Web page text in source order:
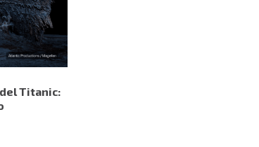
Titanic: